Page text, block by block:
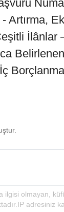
Artırma,
İlânlar